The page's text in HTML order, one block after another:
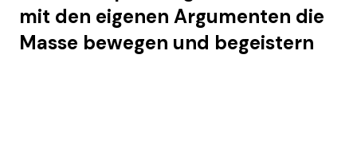
mit den eigenen Argumenten die
Masse bewegen und begeistern